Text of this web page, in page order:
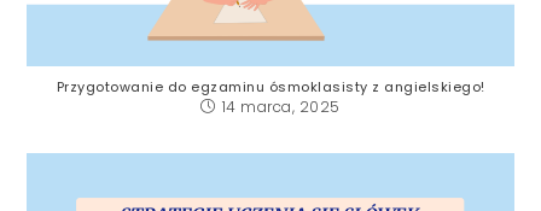
Przygotowanie do egzaminu ósmoklasisty z angielskiego!
14 marca, 2025